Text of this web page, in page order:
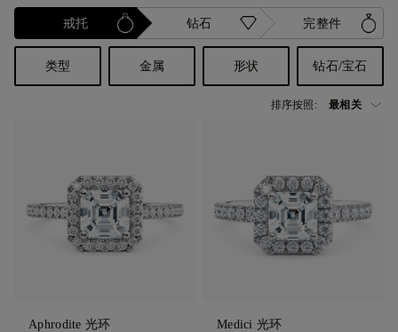
戒托 钻石 完整件
类型 金属 形状 钻石/宝石
排序按照:
Aphrodite 光环 Medici 光环